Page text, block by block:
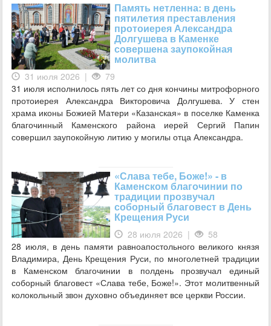
Память нетленна: в день
пятилетия преставления
протоиерея Александра
Долгушева в Каменке
совершена заупокойная
молитва
31 июля 2026 |
79
31 июля исполнилось пять лет со дня кончины митрофорного
протоиерея Александра Викторовича Долгушева. У стен
храма иконы Божией Матери «Казанская» в поселке Каменка
благочинный Каменского района иерей Сергий Папин
совершил заупокойную литию у могилы отца Александра.
«Слава тебе, Боже!» - в
Каменском благочинии по
традиции прозвучал
соборный благовест в День
Крещения Руси
28 июля 2026 |
58
28 июля, в день памяти равноапостольного великого князя
Владимира, День Крещения Руси, по многолетней традиции
в Каменском благочинии в полдень прозвучал единый
соборный благовест «Слава тебе, Боже!». Этот молитвенный
колокольный звон духовно объединяет все церкви России.